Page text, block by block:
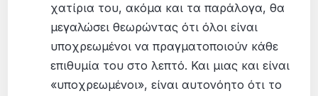
χατίρια του, ακόμα και τα παράλογα, θα
μεγαλώσει θεωρώντας ότι όλοι είναι
υποχρεωμένοι να πραγματοποιούν κάθε
επιθυμία του στο λεπτό. Και μιας και είναι
«υποχρεωμένοι», είναι αυτονόητο ότι το